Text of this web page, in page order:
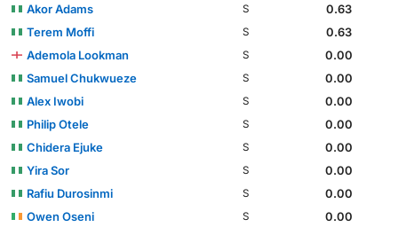
Akor Adams
S
0.63
Terem Moffi
S
0.63
Ademola Lookman
S
0.00
Samuel Chukwueze
S
0.00
Alex Iwobi
S
0.00
Philip Otele
S
0.00
Chidera Ejuke
S
0.00
Yira Sor
S
0.00
Rafiu Durosinmi
S
0.00
Owen Oseni
S 0.00